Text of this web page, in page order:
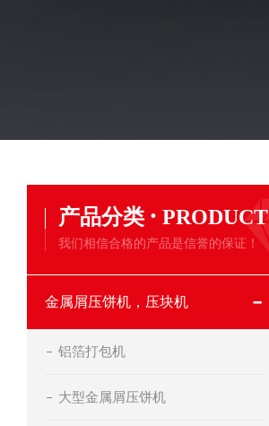
产品分类 · PRODUCT
我们相信合格的产品是信誉的保证！
金属屑压饼机，压块机
铝箔打包机
大型金属屑压饼机